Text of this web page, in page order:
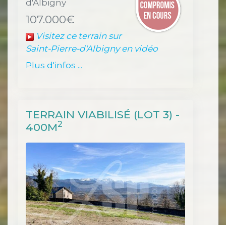
d'Albigny
107.000€
Visitez ce terrain sur
Saint-Pierre-d'Albigny en vidéo
Plus d'infos ...
TERRAIN VIABILISÉ (LOT 3) -
400M2